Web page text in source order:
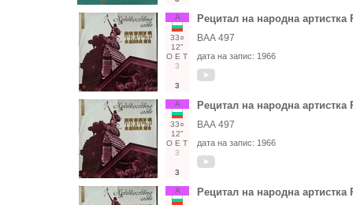
А
33○
12"
О Е Т
3
3
Рецитал на народна
ВАА 497
дата на запис: 1966
А
33○
12"
О Е Т
3
3
Рецитал на народна
ВАА 497
дата на запис: 1966
А Рецитал на народна